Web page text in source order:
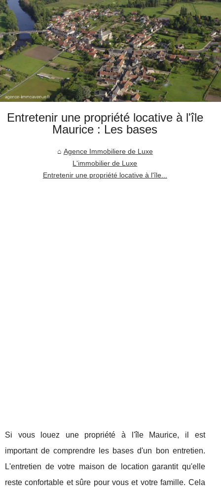
Entretenir une propriété locative à l'île
Maurice : Les bases
Agence Immobiliere de Luxe
L'immobilier de Luxe
Entretenir une propriété locative à l'île...
Si vous louez une propriété à l'île Maurice, il est
important de comprendre les bases d'un bon entretien.
L'entretien de votre maison de location garantit qu'elle
reste confortable et sûre pour vous et votre famille. Cela